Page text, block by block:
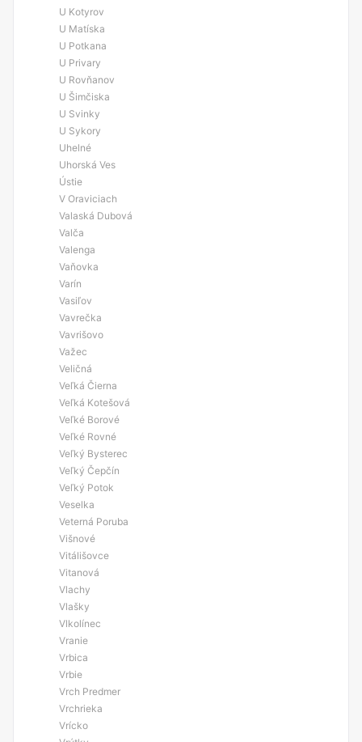
U Kotyrov
U Matíska
U Potkana
U Privary
U Rovňanov
U Šimčiska
U Svinky
U Sykory
Uhelné
Uhorská Ves
Ústie
V Oraviciach
Valaská Dubová
Valča
Valenga
Vaňovka
Varín
Vasiľov
Vavrečka
Vavrišovo
Važec
Veličná
Veľká Čierna
Veľká Kotešová
Veľké Borové
Veľké Rovné
Veľký Bysterec
Veľký Čepčín
Veľký Potok
Veselka
Veterná Poruba
Višnové
Vitálišovce
Vitanová
Vlachy
Vlašky
Vlkolínec
Vranie
Vrbica
Vrbie
Vrch Predmer
Vrchrieka
Vrícko